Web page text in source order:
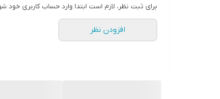
برای ثبت نظر، لازم است ابتدا وارد حساب کاربری خود
افزودن نظر